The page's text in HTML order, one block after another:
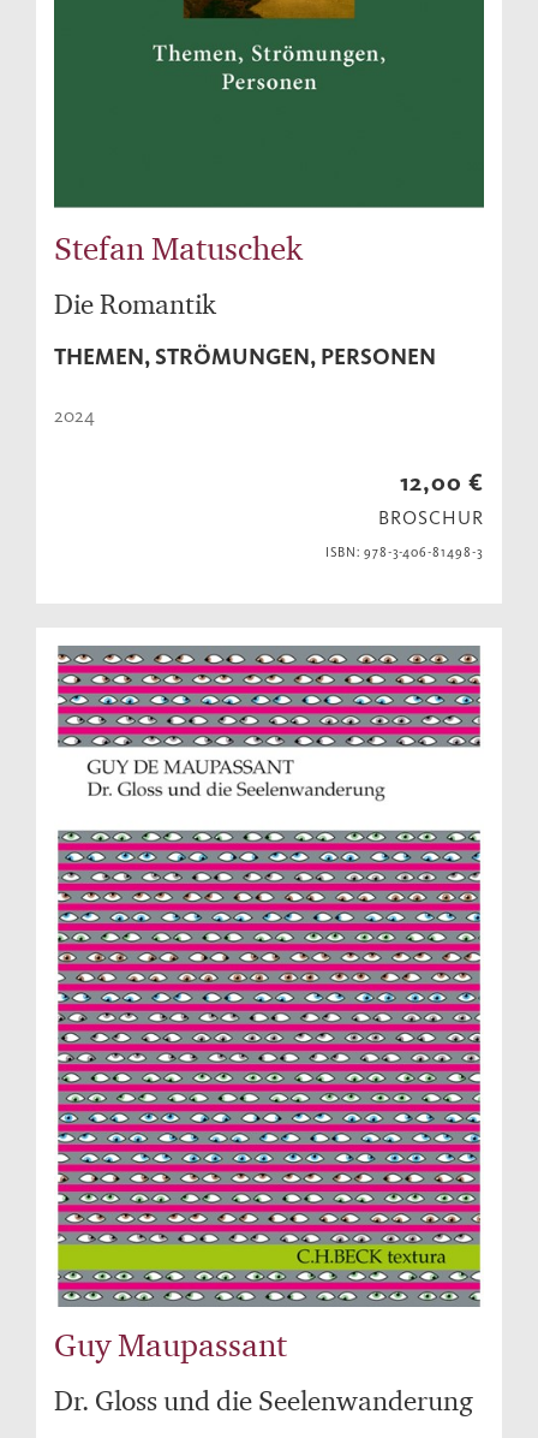
Stefan Matuschek
Die Romantik
THEMEN, STRÖMUNGEN, PERSONEN
2024
12,00 €
BROSCHUR
ISBN: 978-3-406-81498-3
Guy Maupassant
Dr. Gloss und die Seelenwanderung